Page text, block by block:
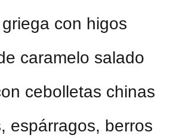
con higos
caramelo salado
cebolletas chinas
espárragos, berros